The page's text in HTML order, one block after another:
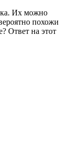
Их можно
похожи
Ответ на этот